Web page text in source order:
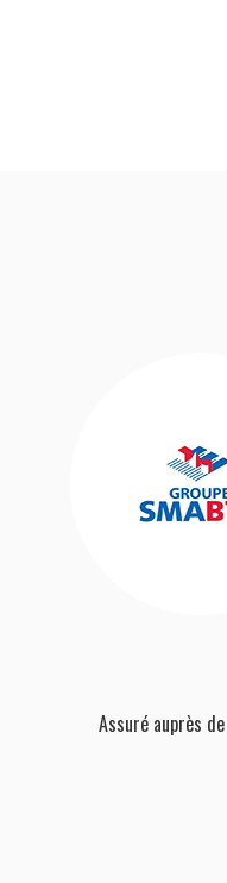
Assuré auprès